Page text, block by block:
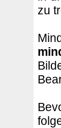
zu